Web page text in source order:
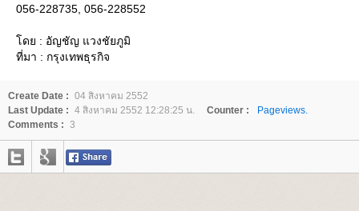
056-228735, 056-228552
ดย : อัญชัญ แวงชัยภูมิ
ที่มา : กรุงเทพธุรกิจ
Create Date : 04 สิงหาคม 2552
Last Update : 4 สิงหาคม 2552 12:28:25 น. Counter :
Pageviews.
Comments : 3